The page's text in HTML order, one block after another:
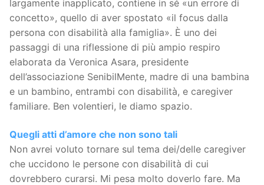
largamente inapplicato, contiene in sé «un errore di
concetto», quello di aver spostato «il focus dalla
persona con disabilità alla famiglia». È uno dei
passaggi di una riflessione di più ampio respiro
elaborata da Veronica Asara, presidente
dell’associazione SenibilMente, madre di una bambina
e un bambino, entrambi con disabilità, e caregiver
familiare. Ben volentieri, le diamo spazio.
Quegli atti d’amore che non sono tali
Non avrei voluto tornare sul tema dei/delle caregiver
che uccidono le persone con disabilità di cui
dovrebbero curarsi. Mi pesa molto doverlo fare. Ma